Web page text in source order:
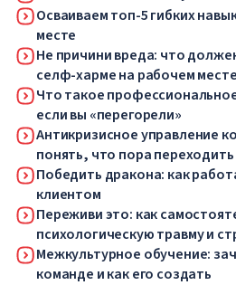
Осваиваем топ-5 гибких
месте
Не причини вреда: что
селф-харме на рабочем месте
Что такое
если вы «перегорели»
Антикризисное управление
понять, что пора
Победить дракона: как
клиентом
Переживи это: как
психологическую травму и
Межкультурное обучение:
команде и как его создать